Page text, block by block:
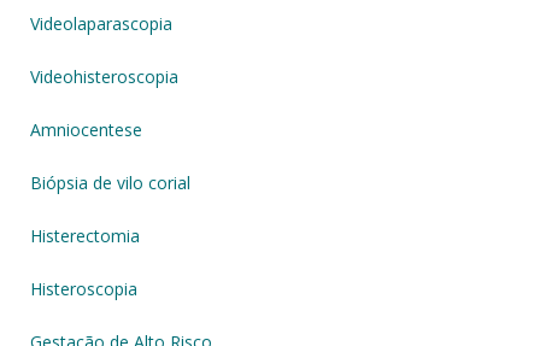
Videolaparascopia
Videohisteroscopia
Amniocentese
Biópsia de vilo corial
Histerectomia
Histeroscopia